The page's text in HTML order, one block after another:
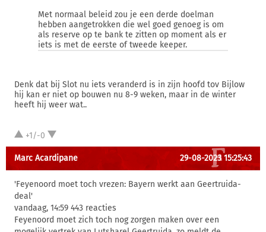
Met normaal beleid zou je een derde doelman
hebben aangetrokken die wel goed genoeg is om
als reserve op te bank te zitten op moment als er
iets is met de eerste of tweede keeper.
Denk dat bij Slot nu iets veranderd is in zijn hoofd tov Bijlow
hij kan er niet op bouwen nu 8-9 weken, maar in de winter
heeft hij weer wat..
+1/-0
Marc Acardipane 29-08-2023 15:25:43
'Feyenoord moet toch vrezen: Bayern werkt aan Geertruida-
deal'
vandaag, 14:59 443 reacties
Feyenoord moet zich toch nog zorgen maken over een